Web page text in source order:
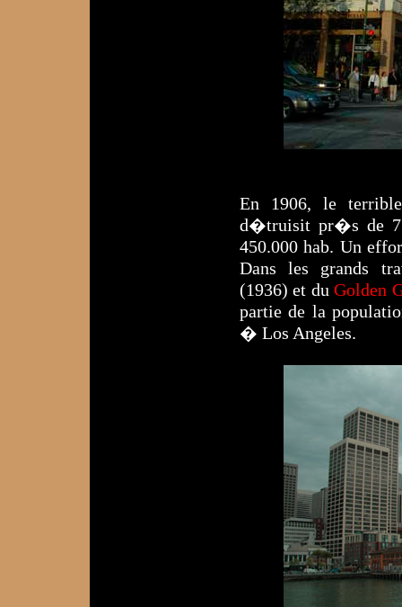
En 1906, le
d�truisit pr�s de
450.000 hab. Un
Dans les grands
(1936) et duGolden
partie de la
� Los Angeles.